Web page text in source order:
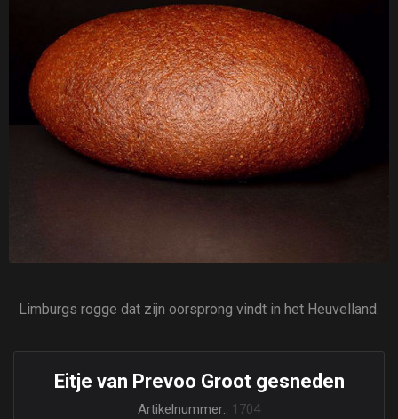
Limburgs rogge dat zijn oorsprong vindt in het Heuvelland.
Eitje van Prevoo Groot gesneden
Artikelnummer:: 1704